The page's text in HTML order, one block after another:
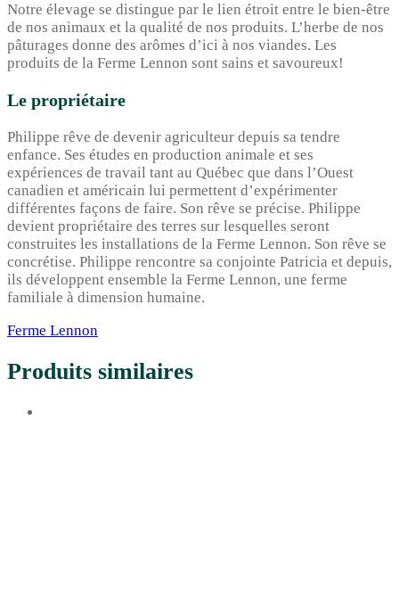
Notre élevage se distingue par le lien étroit entre le bien-être
de nos animaux et la qualité de nos produits. L’herbe de nos
pâturages donne des arômes d’ici à nos viandes. Les
produits de la Ferme Lennon sont sains et savoureux!
Le propriétaire
Philippe rêve de devenir agriculteur depuis sa tendre
enfance. Ses études en production animale et ses
expériences de travail tant au Québec que dans l’Ouest
canadien et américain lui permettent d’expérimenter
différentes façons de faire. Son rêve se précise. Philippe
devient propriétaire des terres sur lesquelles seront
construites les installations de la Ferme Lennon. Son rêve se
concrétise. Philippe rencontre sa conjointe Patricia et depuis,
ils développent ensemble la Ferme Lennon, une ferme
familiale à dimension humaine.
Ferme Lennon
Produits similaires